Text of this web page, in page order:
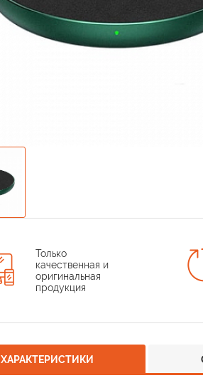
Только
качественная и
оригинальная
продукция
ХАРАКТЕРИСТИКИ